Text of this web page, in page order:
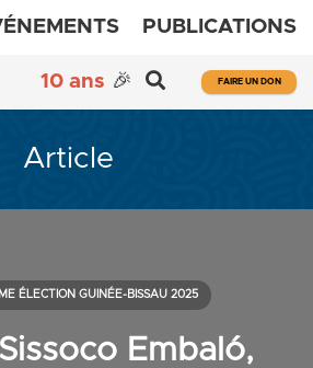
PUBLICATIONS
10 ans 🎉 FAIRE UN DON
Article
Embaló,
ÉLECTION GUINÉE-BISSAU 2025